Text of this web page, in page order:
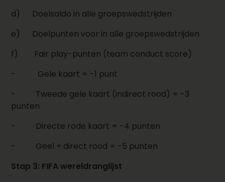
d) Doelsaldo in alle groepswedstrijden
e) Doelpunten voor in alle groepswedstrijden
f) Fair play-punten (team conduct score)
- Gele kaart = -1 punt
- Tweede gele kaart (indirect rood) = -3
punten
- Directe rode kaart = -4 punten
- Geel + direct rood = -5 punten
Stap 3: FIFA wereldranglijst